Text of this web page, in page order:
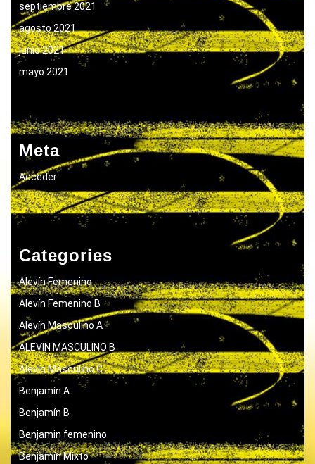
septiembre 2021
agosto 2021
junio 2021
mayo 2021
Meta
Acceder
Categories
Alevín Femenino
Alevín Femenino B
Alevín Masculino A
ALEVIN MASCULINO B
Alevín Masculino C
Benjamín A
Benjamín B
Benjamin femenino
Benjamín Mixto